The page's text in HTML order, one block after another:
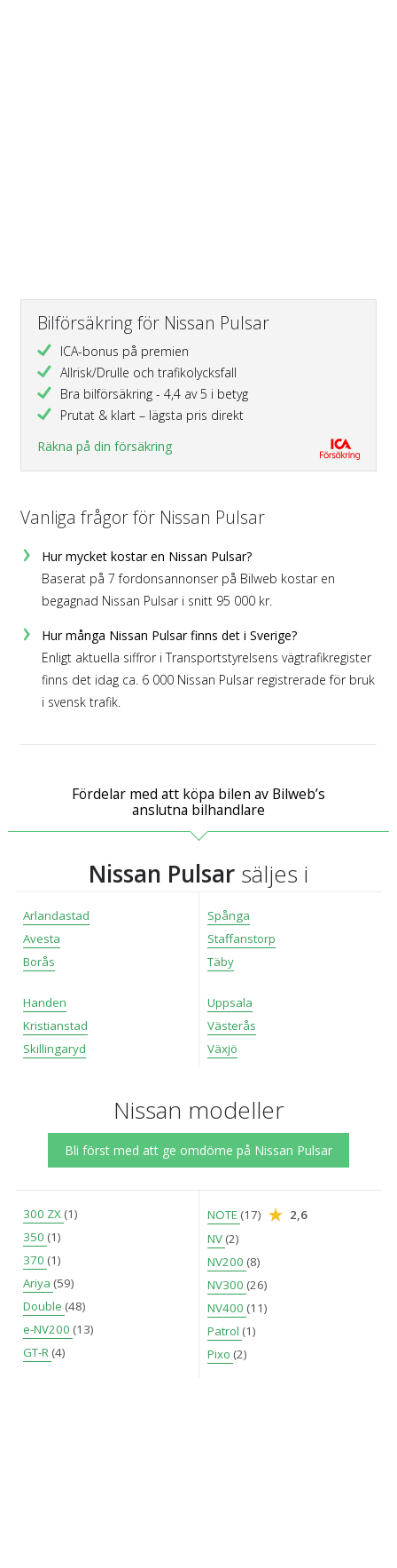
Bilförsäkring för Nissan Pulsar
ICA-bonus på premien
Allrisk/Drulle och trafikolycksfall
Bra bilförsäkring - 4,4 av 5 i betyg
Prutat & klart – lägsta pris direkt
Räkna på din försäkring
Vanliga frågor för Nissan Pulsar
Hur mycket kostar en Nissan Pulsar?
Baserat på 7 fordonsannonser på Bilweb kostar en
begagnad Nissan Pulsar i snitt 95 000 kr.
Hur många Nissan Pulsar finns det i Sverige?
Enligt aktuella siffror i Transportstyrelsens vägtrafikregister
finns det idag ca. 6 000 Nissan Pulsar registrerade för bruk
i svensk trafik.
Fördelar med att köpa bilen av Bilweb’s
anslutna bilhandlare
Nissan Pulsar säljes i
Arlandastad
Avesta
Borås
Handen
Kristianstad
Skillingaryd
Spånga
Staffanstorp
Täby
Uppsala
Västerås
Växjö
Nissan modeller
Bli först med att ge omdöme på Nissan Pulsar
300 ZX (1)
350 (1)
370 (1)
Ariya (59)
Double (48)
e-NV200 (13)
GT-R (4)
NOTE (17)
2,6
NV (2)
NV200 (8)
NV300 (26)
NV400 (11)
Patrol (1)
Pixo (2)